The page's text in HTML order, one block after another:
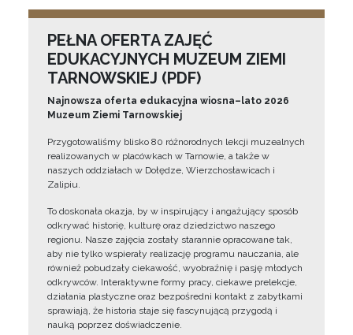
PEŁNA OFERTA ZAJĘĆ
EDUKACYJNYCH MUZEUM ZIEMI
TARNOWSKIEJ (PDF)
Najnowsza oferta edukacyjna wiosna–lato 2026
Muzeum Ziemi Tarnowskiej
Przygotowaliśmy blisko 80 różnorodnych lekcji muzealnych
realizowanych w placówkach w Tarnowie, a także w
naszych oddziałach w Dołędze, Wierzchosławicach i
Zalipiu.
To doskonała okazja, by w inspirujący i angażujący sposób
odkrywać historię, kulturę oraz dziedzictwo naszego
regionu. Nasze zajęcia zostały starannie opracowane tak,
aby nie tylko wspierały realizację programu nauczania, ale
również pobudzały ciekawość, wyobraźnię i pasję młodych
odkrywców. Interaktywne formy pracy, ciekawe prelekcje,
działania plastyczne oraz bezpośredni kontakt z zabytkami
sprawiają, że historia staje się fascynującą przygodą i
nauką poprzez doświadczenie.